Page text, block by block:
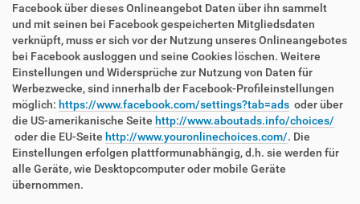
Facebook über dieses Onlineangebot Daten über ihn sammelt
und mit seinen bei Facebook gespeicherten Mitgliedsdaten
verknüpft, muss er sich vor der Nutzung unseres Onlineangebotes
bei Facebook ausloggen und seine Cookies löschen. Weitere
Einstellungen und Widersprüche zur Nutzung von Daten für
Werbezwecke, sind innerhalb der Facebook-Profileinstellungen
möglich: https://www.facebook.com/settings?tab=ads oder über
die US-amerikanische Seite http://www.aboutads.info/choices/
oder die EU-Seite http://www.youronlinechoices.com/. Die
Einstellungen erfolgen plattformunabhängig, d.h. sie werden für
alle Geräte, wie Desktopcomputer oder mobile Geräte
übernommen.